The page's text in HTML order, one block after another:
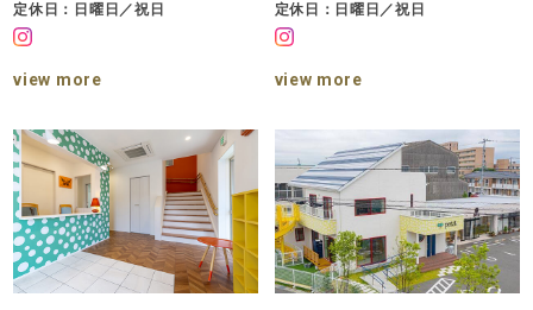
定休日：日曜日／祝日
view more
定休日：日曜日／祝日
view more